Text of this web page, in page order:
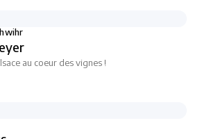
au coeur des vignes !